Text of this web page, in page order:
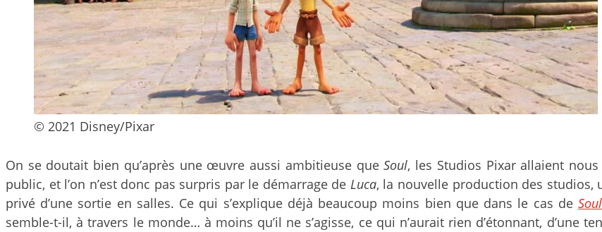
© 2021 Disney/Pixar
On se doutait bien qu’après une œuvre aussi ambitieuse queSoul, les Studios Pixar allaient
public, et l’on n’est donc pas surpris par le démarrage de Luca, la nouvelle production des studios,
privé d’une sortie en salles. Ce qui s’explique déjà beaucoup moins bien que dans le cas deSoul
semble-t-il, à travers le monde… à moins qu’il ne s’agisse, ce qui n’aurait rien d’étonnant, d’une